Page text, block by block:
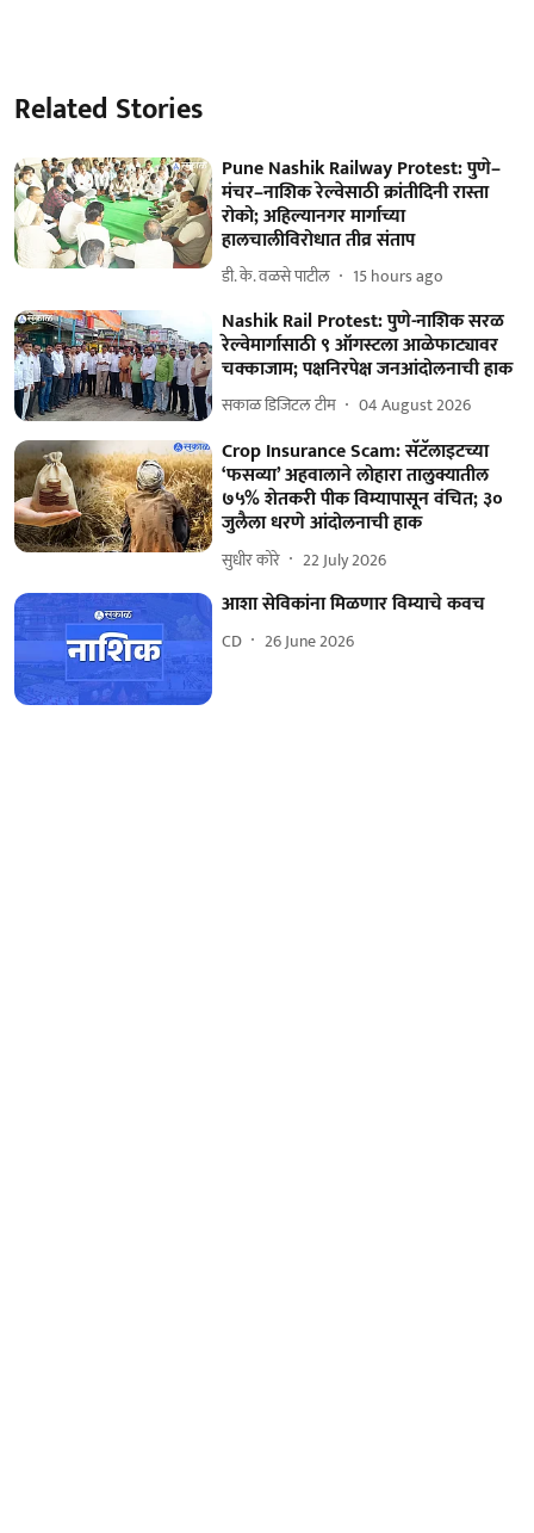
Related Stories
Pune Nashik Railway Protest: पुणे–
मंचर–नाशिक रेल्वेसाठी क्रांतीदिनी रास्ता
रोको; अहिल्यानगर मार्गाच्या
हालचालीविरोधात तीव्र संताप
डी. के. वळसे पाटील 15 hours ago
Nashik Rail Protest: पुणे-नाशिक सरळ
रेल्वेमार्गासाठी ९ ऑगस्टला आळेफाट्यावर
चक्काजाम; पक्षनिरपेक्ष जनआंदोलनाची हाक
सकाळ डिजिटल टीम 04 August 2026
Crop Insurance Scam: सॅटॅलाइटच्या
‘फसव्या’ अहवालाने लोहारा तालुक्यातील
७५% शेतकरी पीक विम्यापासून वंचित; ३०
जुलैला धरणे आंदोलनाची हाक
सुधीर कोरे 22 July 2026
आशा सेविकांना मिळणार विम्याचे कवच
CD 26 June 2026